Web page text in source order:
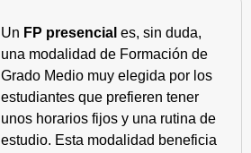
Un FP presencial es, sin duda,
una modalidad de Formación de
Grado Medio muy elegida por los
estudiantes que prefieren tener
unos horarios fijos y una rutina de
estudio. Esta modalidad beneficia